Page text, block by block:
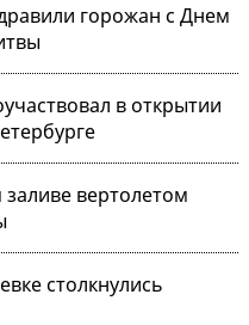
горожан с Днем
в открытии
вертолетом
столкнулись